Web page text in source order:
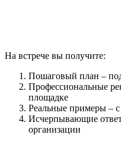
На встрече вы получите:
Пошаговый план –
Профессиональные
площадке
Реальные примеры –
Исчерпывающие
организации